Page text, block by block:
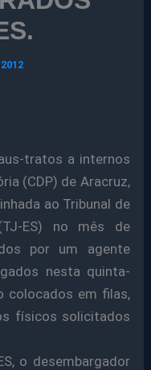
tratos a internos
(CDP) de Aracruz,
ao Tribunal de
ES) no mês de
por um agente
nesta quinta-
colocados em filas,
físicos solicitados
o desembargador